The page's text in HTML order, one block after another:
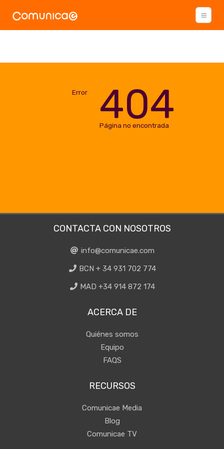
Error 404
Página no encontrada
CONTACTA CON NOSOTROS
info@comunicae.com
BCN + 34 931 702 774
MAD +34 914 872 174
ACERCA DE
Quiénes somos
Equipo
FAQS
RECURSOS
Comunicae Media
Blog
Comunicae TV